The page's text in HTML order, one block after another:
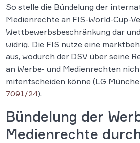
So stelle die Bün­de­lung der
Medienrech­te an FIS-World-Cup-
Wettbewerbsbeschränkung dar
wid­rig. Die FIS nutze eine
aus, wodurch der DSV über seine
an Werbe- und Medienrechten
mitentscheiden könne (LG
7091/24).
Bündelung der
Medienrechte